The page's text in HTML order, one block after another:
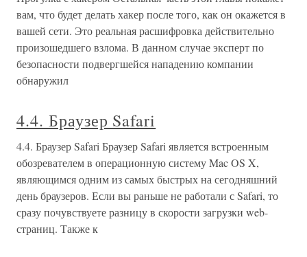
вам, что будет делать хакер после того, как он окажется в
вашей сети. Это реальная расшифровка действительно
произошедшего взлома. В данном случае эксперт по
безопасности подвергшейся нападению компании
обнаружил
4.4. Браузер Safari
4.4. Браузер Safari Браузер Safari является встроенным
обозревателем в операционную систему Mac OS X,
являющимся одним из самых быстрых на сегодняшний
день браузеров. Если вы раньше не работали с Safari, то
сразу почувствуете разницу в скорости загрузки web-
страниц. Также к